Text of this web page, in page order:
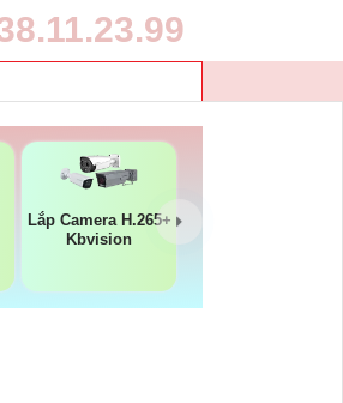
Lắp Camera H.265+
Kbvision